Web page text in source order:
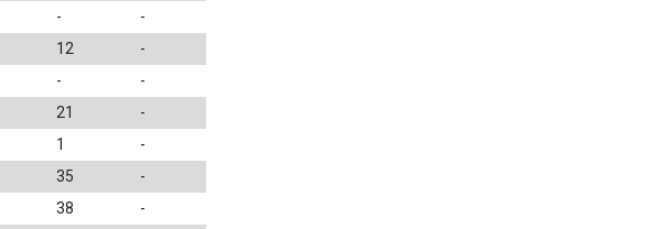
-
-
12
-
-
-
21
-
1
-
35
-
38
-